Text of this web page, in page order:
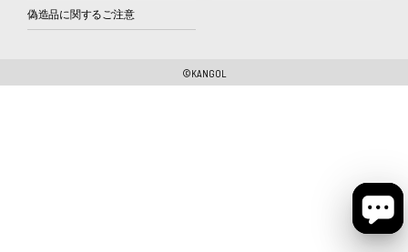
偽造品に関するご注意
©KANGOL